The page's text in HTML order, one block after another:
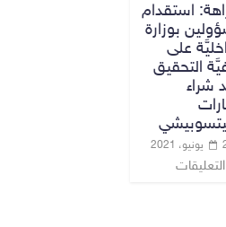
استقدام
بوزارة
على
التحقيق
شراء
التعليقات